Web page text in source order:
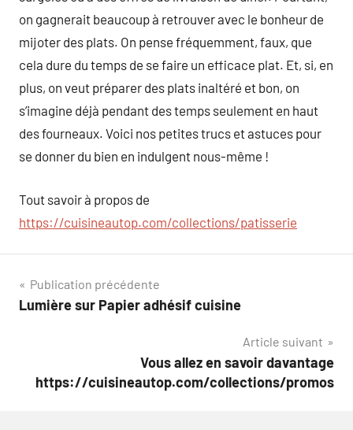
on gagnerait beaucoup à retrouver avec le bonheur de
mijoter des plats. On pense fréquemment, faux, que
cela dure du temps de se faire un efficace plat. Et, si, en
plus, on veut préparer des plats inaltéré et bon, on
s’imagine déjà pendant des temps seulement en haut
des fourneaux. Voici nos petites trucs et astuces pour
se donner du bien en indulgent nous-même !
Tout savoir à propos de
https://cuisineautop.com/collections/patisserie
Navigation
de
Publication précédente
Lumière sur Papier adhésif cuisine
Article suivant
Vous allez en savoir davantage
https://cuisineautop.com/collections/promos